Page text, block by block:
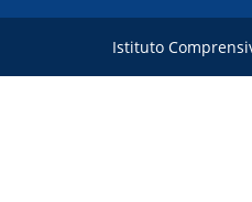
Istituto